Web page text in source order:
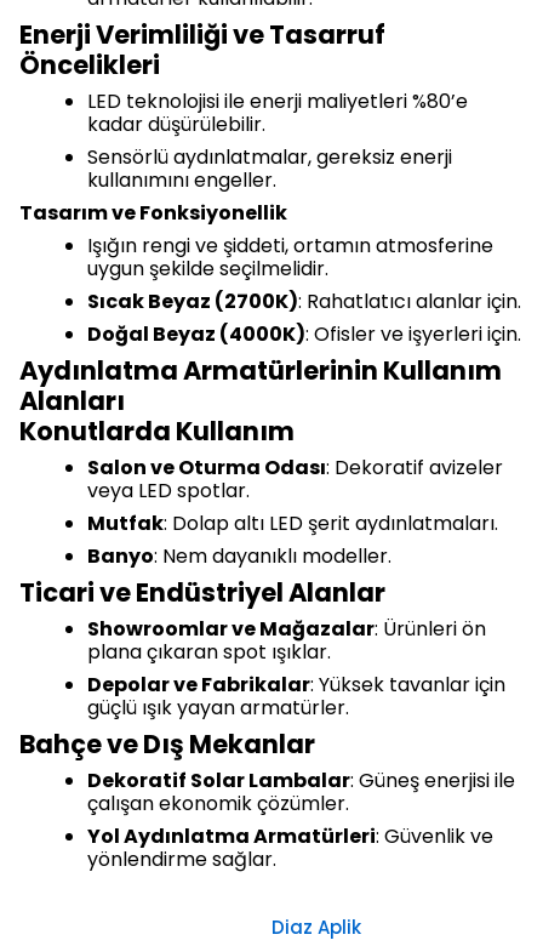
Enerji Verimliliği ve Tasarruf
Öncelikleri
LED teknolojisi ile enerji maliyetleri %80’e
kadar düşürülebilir.
Sensörlü aydınlatmalar, gereksiz enerji
kullanımını engeller.
Tasarım ve Fonksiyonellik
Işığın rengi ve şiddeti, ortamın atmosferine
uygun şekilde seçilmelidir.
Sıcak Beyaz (2700K): Rahatlatıcı alanlar için.
Doğal Beyaz (4000K): Ofisler ve işyerleri için.
Aydınlatma Armatürlerinin Kullanım
Alanları
Konutlarda Kullanım
Salon ve Oturma Odası: Dekoratif avizeler
veya LED spotlar.
Mutfak: Dolap altı LED şerit aydınlatmaları.
Banyo: Nem dayanıklı modeller.
Ticari ve Endüstriyel Alanlar
Showroomlar ve Mağazalar: Ürünleri ön
plana çıkaran spot ışıklar.
Depolar ve Fabrikalar: Yüksek tavanlar için
güçlü ışık yayan armatürler.
Bahçe ve Dış Mekanlar
Dekoratif Solar Lambalar: Güneş enerjisi ile
çalışan ekonomik çözümler.
Yol Aydınlatma Armatürleri: Güvenlik ve
yönlendirme sağlar.
Diaz Aplik